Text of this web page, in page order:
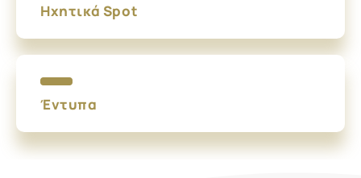
Ηχητικά Spot
Έντυπα